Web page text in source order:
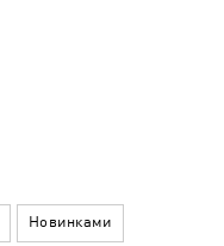
Новинками